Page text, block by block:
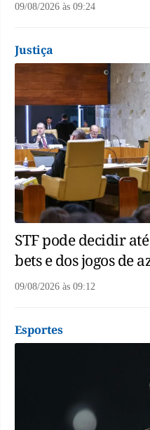
09/08/2026 às 09:24
Justiça
STF pode decidir
bets e dos jogos de
09/08/2026 às 09:12
Esportes